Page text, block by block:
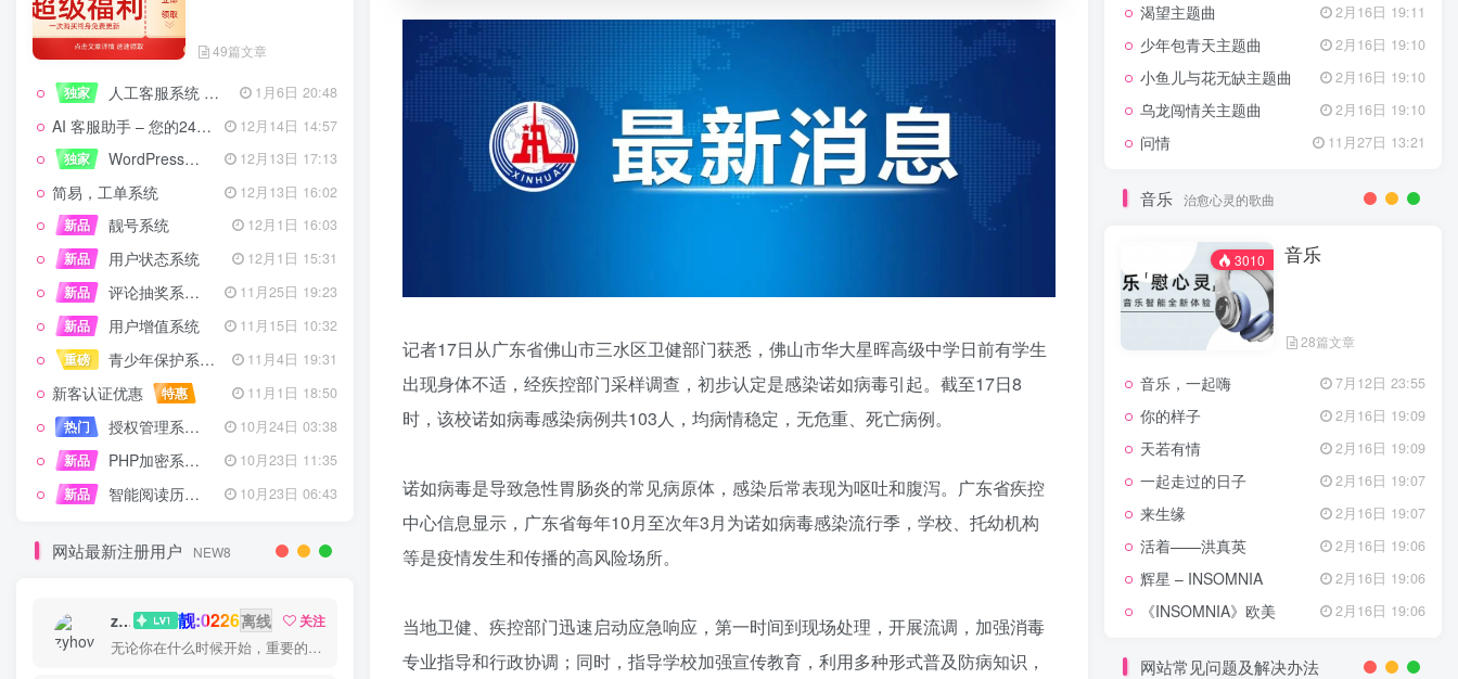
49篇文章
独家 人工客服系统 技术开发文档 1月6日 20:48
AI 客服助手 – 您的24/7智能客服专家
12月14日 14:57
独家
WordPress设备管理器插件 – 专业版 12月13日 17:13
简易，工单系统
12月13日 16:02
新品
靓号系统
12月1日 16:03
新品
用户状态系统
12月1日 15:31
新品
评论抽奖系统 – 完整功能详解
11月25日 19:23
新品
用户增值系统
11月15日 10:32
重磅
青少年保护系统 专为子比主题开发 11月4日 19:31
新客认证优惠 特惠
11月1日 18:50
热门
授权管理系统子比主题专版
10月24日 03:38
新品
PHP加密系统专业版
10月23日 11:35
新品
智能阅读历史系统 10月23日 06:43
网站最新注册用户 NEW8
zyhove 靓:0226离线
关注
无论你在什么时候开始，重要的是开始之后就不要停止
记者17日从广东省佛山市三水区卫健部门获悉，佛山市华大星晖高级中学日前有学生
出现身体不适，经疾控部门采样调查，初步认定是感染诺如病毒引起。截至17日8
时，该校诺如病毒感染病例共103人，均病情稳定，无危重、死亡病例。
诺如病毒是导致急性胃肠炎的常见病原体，感染后常表现为呕吐和腹泻。广东省疾控
中心信息显示，广东省每年10月至次年3月为诺如病毒感染流行季，学校、托幼机构
等是疫情发生和传播的高风险场所。
当地卫健、疾控部门迅速启动应急响应，第一时间到现场处理，开展流调，加强消毒
专业指导和行政协调；同时，指导学校加强宣传教育，利用多种形式普及防病知识，
渴望主题曲 2月16日 19:11
少年包青天主题曲 2月16日 19:10
小鱼儿与花无缺主题曲 2月16日 19:10
乌龙闯情关主题曲 2月16日 19:10
问情 11月27日 13:21
音乐 治愈心灵的歌曲
3010 音乐
28篇文章
音乐，一起嗨 7月12日 23:55
你的样子 2月16日 19:09
天若有情 2月16日 19:09
一起走过的日子 2月16日 19:07
来生缘 2月16日 19:07
活着——洪真英 2月16日 19:06
辉星 – INSOMNIA 2月16日 19:06
《INSOMNIA》欧美 2月16日 19:06
网站常见问题及解决办法
影视音乐
17篇文章
家有仙妻主题曲 2月16日 19:11
倚天屠龙记主题曲、片头曲 2月16日 19:11
渴望主题曲
少年包青天主题曲
小鱼儿与花无缺主题曲
乌龙闯情关主题曲 2月16日 19:10
问情 11月27日 13:21
治愈心灵的歌曲
28篇文章
音乐，一起嗨 7月12日 23:55
你的样子 2月16日 19:09